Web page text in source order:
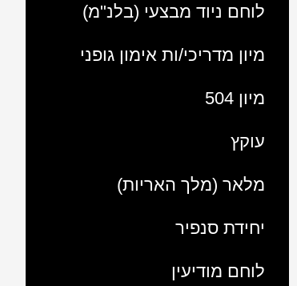
לוחם ניוד מבצעי (בלנ"מ)
מיון מדריכי/ות אימון גופני
מיון 504
עוקץ
מלאר (מלך האריות)
יחידת סנפיר
לוחם מודיעין